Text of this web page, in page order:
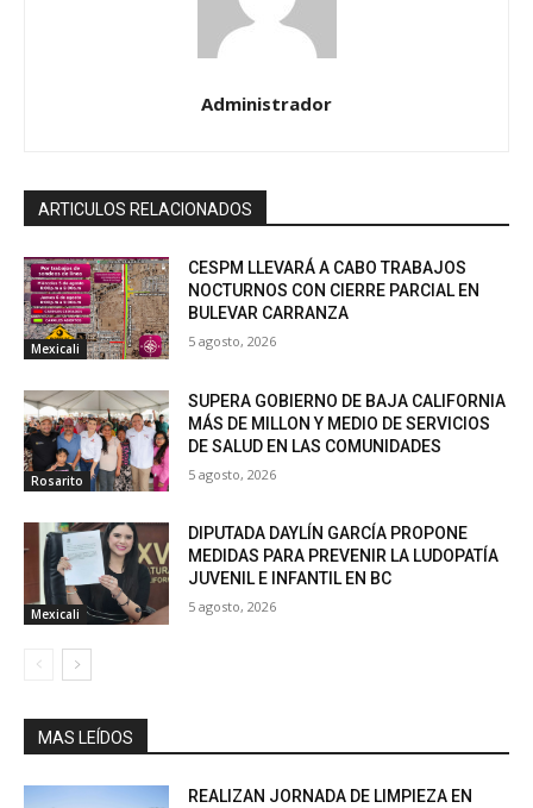
Administrador
ARTICULOS RELACIONADOS
Mexicali
CESPM LLEVARÁ A CABO TRABAJOS
NOCTURNOS CON CIERRE PARCIAL EN
BULEVAR CARRANZA
5 agosto, 2026
Rosarito
SUPERA GOBIERNO DE BAJA CALIFORNIA
MÁS DE MILLON Y MEDIO DE SERVICIOS
DE SALUD EN LAS COMUNIDADES
5 agosto, 2026
Mexicali
DIPUTADA DAYLÍN GARCÍA PROPONE
MEDIDAS PARA PREVENIR LA LUDOPATÍA
JUVENIL E INFANTIL EN BC
5 agosto, 2026
MAS LEÍDOS
REALIZAN JORNADA DE LIMPIEZA EN